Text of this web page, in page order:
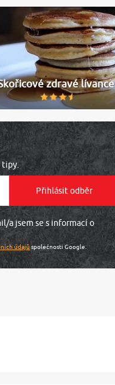
zdravé lívance
tipy.
a jsem se s informací o
údajůspolečnosti Google.